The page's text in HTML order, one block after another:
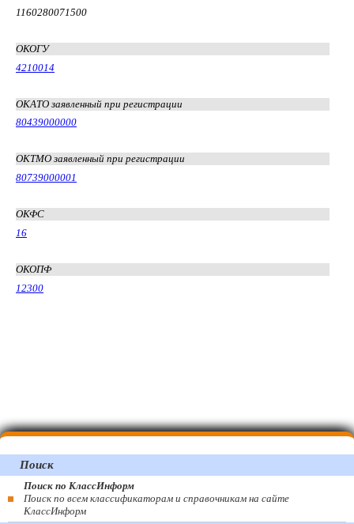
1160280071500
ОКОГУ
4210014
ОКАТО заявленный при регистрации
80439000000
ОКТМО заявленный при регистрации
80739000001
ОКФС
16
ОКОПФ
12300
Поиск
Поиск по КлассИнформ
Поиск по всем классификаторам и справочникам на сайте
КлассИнформ